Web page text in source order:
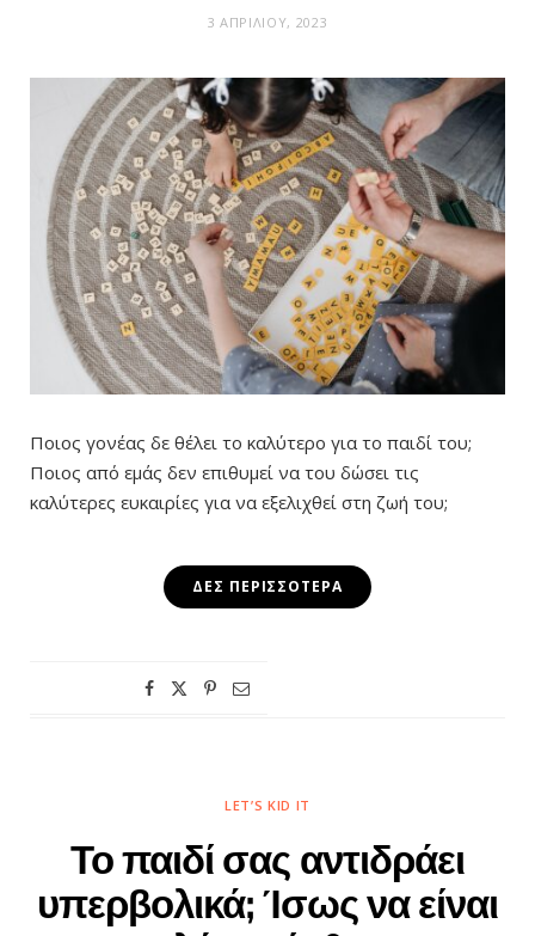
3 ΑΠΡΙΛΊΟΥ, 2023
Ποιος γονέας δε θέλει το καλύτερο για το παιδί του;
Ποιος από εμάς δεν επιθυμεί να του δώσει τις
καλύτερες ευκαιρίες για να εξελιχθεί στη ζωή του;
ΔΕΣ ΠΕΡΙΣΣΌΤΕΡΑ
LET’S KID IT
Το παιδί σας αντιδράει
υπερβολικά; Ίσως να είναι